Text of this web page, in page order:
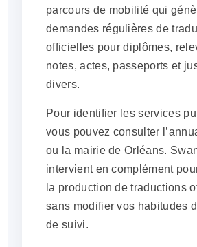
parcours de mobilité qui
demandes régulières de
officielles pour diplômes,
notes, actes, passeports et
divers.
Pour identifier les services
vous pouvez consulter
ou la mairie de Orléans.
intervient en complément
la production de traductions
sans modifier vos habitudes
de suivi.